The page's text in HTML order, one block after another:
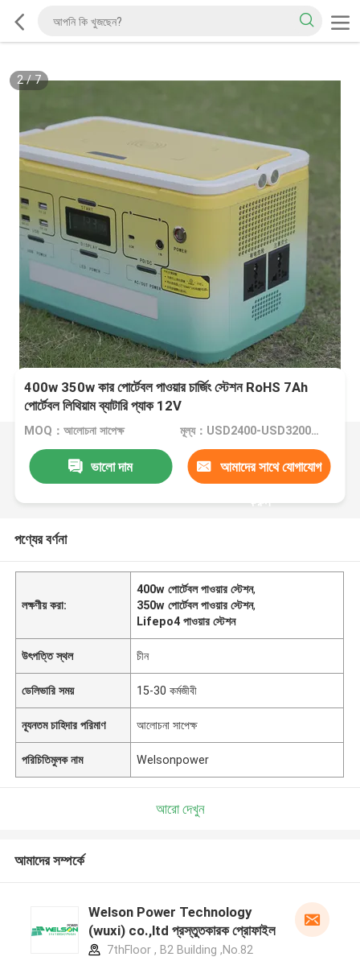
2/7
400w 350w কার পোর্টেবল পাওয়ার চার্জিং স্টেশন RoHS 7Ah
পোর্টেবল লিথিয়াম ব্যাটারি প্যাক 12V
MOQ：আলোচনা সাপেক্ষ মূল্য：USD2400-USD3200/whole ststem
ভালো দাম আমাদের সাথে যোগাযোগ
করুন
পণ্যের বর্ণনা
লক্ষণীয় করা:
400w পোর্টেবল পাওয়ার স্টেশন,
350w পোর্টেবল পাওয়ার স্টেশন,
Lifepo4 পাওয়ার স্টেশন
উৎপত্তি স্থল চীন
ডেলিভারি সময় 15-30 কর্মজীবী
ন্যূনতম চাহিদার পরিমাণ আলোচনা সাপেক্ষ
পরিচিতিমুলক নাম Welsonpower
আরো দেখুন
আমাদের সম্পর্কে
Welson Power Technology
(wuxi) co.,ltd প্রস্তুতকারক প্রোফাইল
7thFloor , B2 Building ,No.82